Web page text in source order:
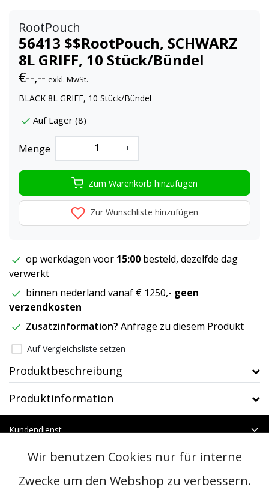
RootPouch
56413 $$RootPouch, SCHWARZ
8L GRIFF, 10 Stück/Bündel
€--,-- exkl. MwSt.
BLACK 8L GRIFF, 10 Stück/Bündel
Auf Lager (8)
Menge - +
Zum Warenkorb hinzufügen
Zur Wunschliste hinzufügen
op werkdagen voor 15:00 besteld, dezelfde dag
verwerkt
binnen nederland vanaf € 1250,- geen
verzendkosten
Zusatzinformation? Anfrage zu diesem Produkt
Auf Vergleichsliste setzen
Produktbeschreibung
Produktinformation
Kundendienst
Kategorien
Kontakt
Wir benutzen Cookies nur für interne
Zwecke um den Webshop zu verbessern.